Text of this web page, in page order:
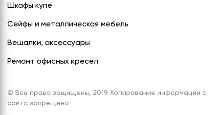
Шкафы купе
Сейфы и металлическая мебель
Вешалки, аксессуары
Ремонт офисных кресел
© Все права защищены, 2019. Копирование информации с
сайта запрещено.